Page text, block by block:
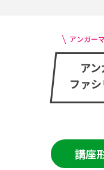
アンガー
ア
ファ
講座